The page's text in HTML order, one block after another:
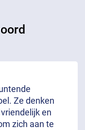
Ze denken
en
zich aan te